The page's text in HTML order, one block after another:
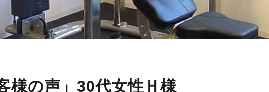
様の声」30代女性Ｈ様